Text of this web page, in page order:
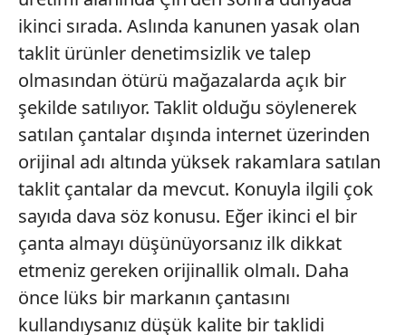
ikinci sırada. Aslında kanunen yasak olan
taklit ürünler denetimsizlik ve talep
olmasından ötürü mağazalarda açık bir
şekilde satılıyor. Taklit olduğu söylenerek
satılan çantalar dışında internet üzerinden
orijinal adı altında yüksek rakamlara satılan
taklit çantalar da mevcut. Konuyla ilgili çok
sayıda dava söz konusu. Eğer ikinci el bir
çanta almayı düşünüyorsanız ilk dikkat
etmeniz gereken orijinallik olmalı. Daha
önce lüks bir markanın çantasını
kullandıysanız düşük kalite bir taklidi